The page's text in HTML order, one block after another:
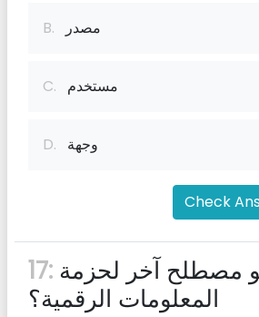
B. مصدر
C. مستخدم
D. وجهة
Check
17:
المعلومات الرقمية؟